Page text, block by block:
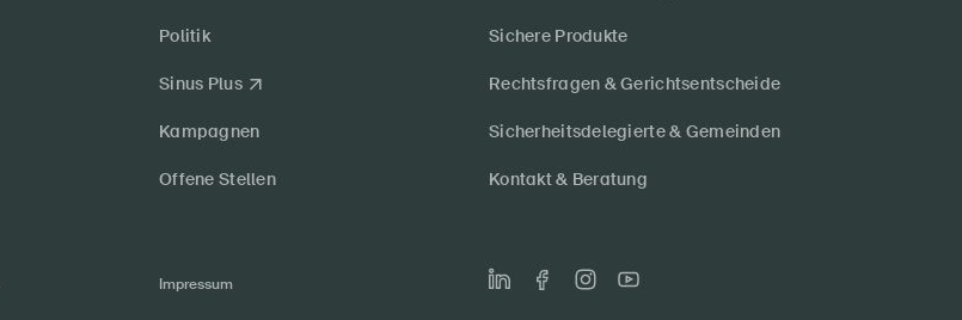
Politik
Sinus Plus
Kampagnen
Offene Stellen
Sichere Produkte
Rechtsfragen & Gerichtsentscheide
Sicherheitsdelegierte & Gemeinden
Kontakt & Beratung
Impressum